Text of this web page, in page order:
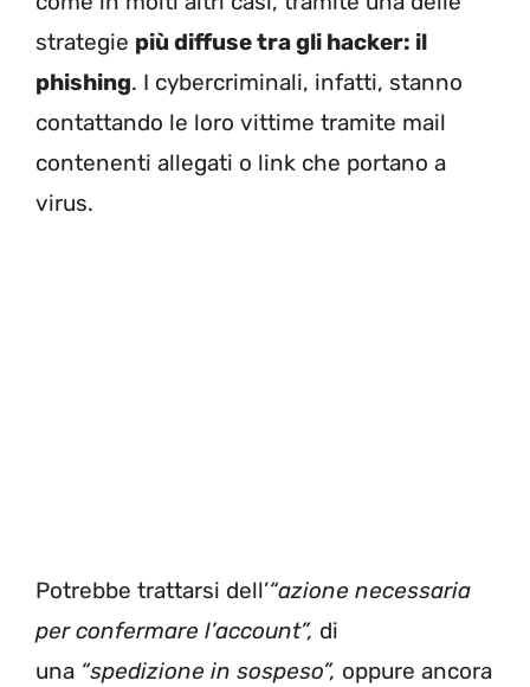
strategie più diffuse tra gli hacker: il
phishing. I cybercriminali, infatti, stanno
contattando le loro vittime tramite mail
contenenti allegati o link che portano a
virus.
Potrebbe trattarsi dell’“azione necessaria
per confermare l’account”, di
una “spedizione in sospeso”, oppure ancora